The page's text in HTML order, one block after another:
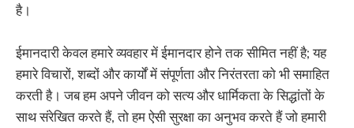
है।
ईमानदारी केवल हमारे व्यवहार में ईमानदार होने तक सीमित नहीं है; यह
हमारे विचारों, शब्दों और कार्यों में संपूर्णता और निरंतरता को भी समाहित
करती है। जब हम अपने जीवन को सत्य और धार्मिकता के सिद्धांतों के
साथ संरेखित करते हैं, तो हम ऐसी सुरक्षा का अनुभव करते हैं जो हमारी